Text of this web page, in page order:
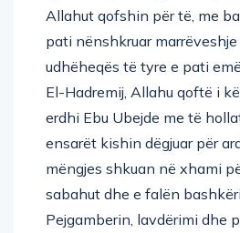
Allahut qofshin për të, me
pati nënshkruar
udhëheqës të tyre e pati
El-Hadremij, Allahu qoftë i
erdhi Ebu Ubejde me të
ensarët kishin dëgjuar për
mëngjes shkuan në xhami
sabahut dhe e falën
Pejgamberin, lavdërimi dhe